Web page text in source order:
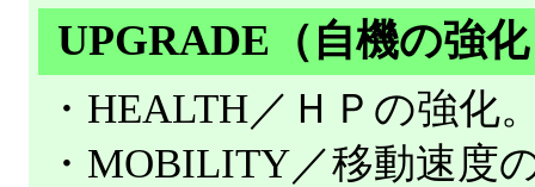
UPGRADE（自機の強
・HEALTH／ＨＰの強化
・MOBILITY／移動速度